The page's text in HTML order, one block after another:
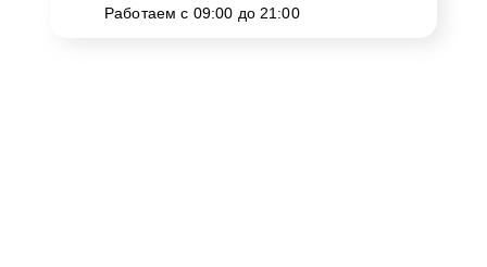
Работаем с 09:00 до 21:00